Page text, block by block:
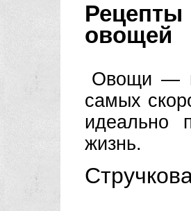
овощей
Овощи —
самых
идеально
жизнь.